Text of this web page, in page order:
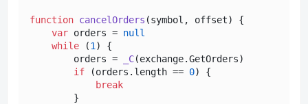
function cancelOrders (symbol, offset) {
var orders = null
while (1 ) {
        orders =
_C(exchange.GetOrders)
if (orders. length == 0) {
break
        }